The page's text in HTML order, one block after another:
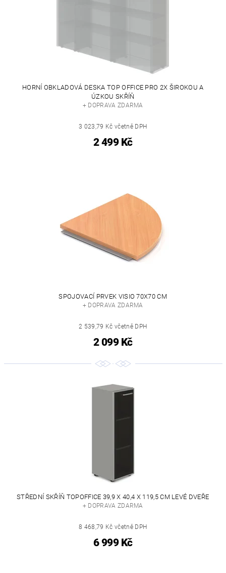
HORNÍ OBKLADOVÁ DESKA TOP OFFICE PRO 2X ŠIROKOU A
ÚZKOU SKŘÍŇ
+ DOPRAVA ZDARMA
3 023,79 Kč včetně DPH
2 499 Kč
SPOJOVACÍ PRVEK VISIO 70X70 CM
+ DOPRAVA ZDARMA
2 539,79 Kč včetně DPH
2 099 Kč
STŘEDNÍ SKŘÍŇ TOPOFFICE 39,9 X 40,4 X 119,5 CM LEVÉ DVEŘE
+ DOPRAVA ZDARMA
8 468,79 Kč včetně DPH
6 999 Kč